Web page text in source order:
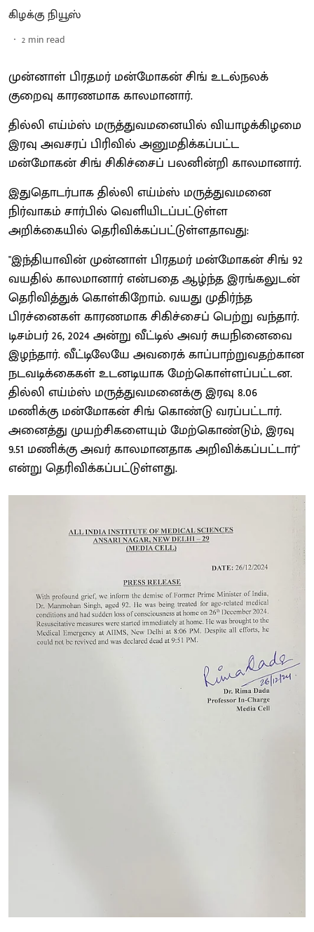
கிழக்கு நியூஸ்
2 min read
முன்னாள் பிரதமர் மன்மோகன் சிங் உடல்நலக்
குறைவு காரணமாக காலமானார்.
தில்லி எய்ம்ஸ் மருத்துவமனையில் வியாழக்கிழமை
இரவு அவசரப் பிரிவில் அனுமதிக்கப்பட்ட
மன்மோகன் சிங் சிகிச்சைப் பலனின்றி காலமானார்.
இதுதொடர்பாக தில்லி எய்ம்ஸ் மருத்துவமனை
நிர்வாகம் சார்பில் வெளியிடப்பட்டுள்ள
அறிக்கையில் தெரிவிக்கப்பட்டுள்ளதாவது:
"இந்தியாவின் முன்னாள் பிரதமர் மன்மோகன் சிங் 92
வயதில் காலமானார் என்பதை ஆழ்ந்த இரங்கலுடன்
தெரிவித்துக் கொள்கிறோம். வயது முதிர்ந்த
பிரச்னைகள் காரணமாக சிகிச்சைப் பெற்று வந்தார்.
டிசம்பர் 26, 2024 அன்று வீட்டில் அவர் சுயநினைவை
இழந்தார். வீட்டிலேயே அவரைக் காப்பாற்றுவதற்கான
நடவடிக்கைகள் உடனடியாக மேற்கொள்ளப்பட்டன.
தில்லி எய்ம்ஸ் மருத்துவமனைக்கு இரவு 8.06
மணிக்கு மன்மோகன் சிங் கொண்டு வரப்பட்டார்.
அனைத்து முயற்சிகளையும் மேற்கொண்டும், இரவு
9.51 மணிக்கு அவர் காலமானதாக அறிவிக்கப்பட்டார்"
என்று தெரிவிக்கப்பட்டுள்ளது.